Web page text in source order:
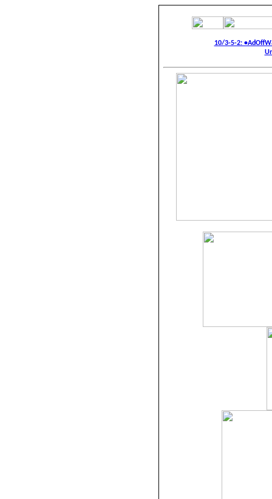
10/3-5-2: